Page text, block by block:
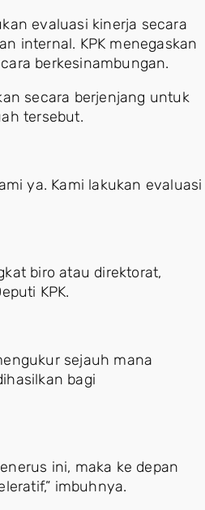
evaluasi kinerja secara
internal. KPK menegaskan
berkesinambungan.
secara berjenjang untuk
tersebut.
ya. Kami lakukan evaluasi
biro atau direktorat,
KPK.
sejauh mana
bagi
ini, maka ke depan
imbuhnya.